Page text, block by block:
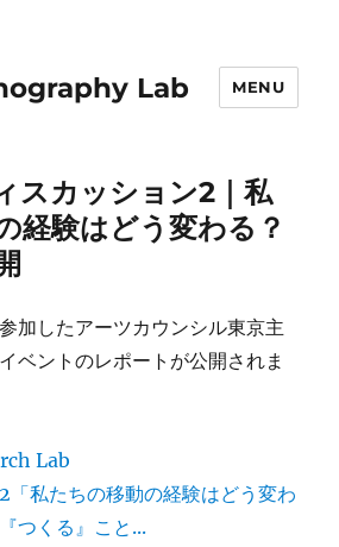
Lab MENU
スカッション2｜私
経験はどう変わる？
加したアーツカウンシル東京主
ベントのレポートが公開されま
Lab
「私たちの移動の経験はどう変わ
つくる』こと...